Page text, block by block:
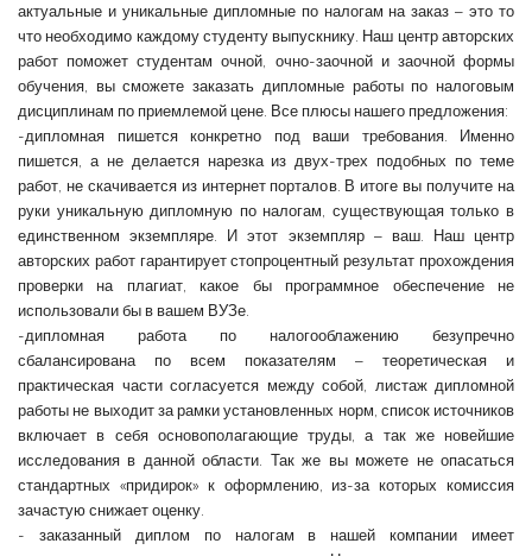
актуальные и уникальные дипломные по налогам на заказ – это то
что необходимо каждому студенту выпускнику. Наш центр авторских
работ поможет студентам очной, очно-заочной и заочной формы
обучения, вы сможете заказать дипломные работы по налоговым
дисциплинам по приемлемой цене. Все плюсы нашего предложения:
-дипломная пишется конкретно под ваши требования. Именно
пишется, а не делается нарезка из двух-трех подобных по теме
работ, не скачивается из интернет порталов. В итоге вы получите на
руки уникальную дипломную по налогам, существующая только в
единственном экземпляре. И этот экземпляр – ваш. Наш центр
авторских работ гарантирует стопроцентный результат прохождения
проверки на плагиат, какое бы программное обеспечение не
использовали бы в вашем ВУЗе.
-дипломная работа по налогооблажению безупречно
сбалансирована по всем показателям – теоретическая и
практическая части согласуется между собой, листаж дипломной
работы не выходит за рамки установленных норм, список источников
включает в себя основополагающие труды, а так же новейшие
исследования в данной области. Так же вы можете не опасаться
стандартных «придирок» к оформлению, из-за которых комиссия
зачастую снижает оценку.
- заказанный диплом по налогам в нашей компании имеет